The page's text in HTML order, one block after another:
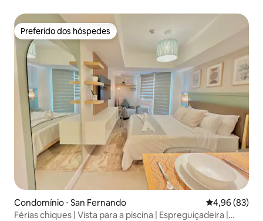
Preferido dos hóspedes
Preferido dos hóspedes
Condomínio ⋅ San Fernando 4,96 de uma
4,96 (83)
Férias chiques | Vista para a piscina | Espreguiçadeira |